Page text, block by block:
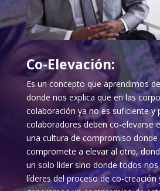
Co-Elevación:
Es un concepto que aprendimos
donde nos explica que en las
colaboración ya no es suficiente y
colaboradores deben co-elevarse
una cultura de compromiso donde
compromete a elevar al otro,
un solo líder sino donde todos
líderes del proceso de co-